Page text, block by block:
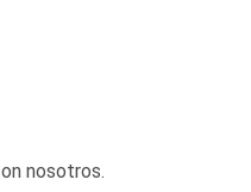
nosotros.